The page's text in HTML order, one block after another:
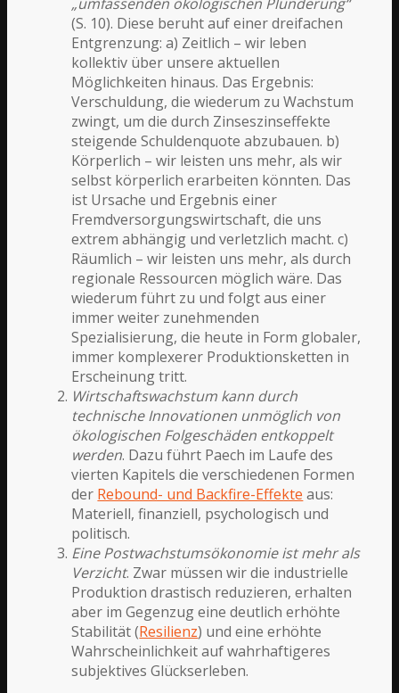
(S. 10). Diese beruht auf einer dreifachen
Entgrenzung: a) Zeitlich – wir leben
kollektiv über unsere aktuellen
Möglichkeiten hinaus. Das Ergebnis:
Verschuldung, die wiederum zu Wachstum
zwingt, um die durch Zinseszinseffekte
steigende Schuldenquote abzubauen. b)
Körperlich – wir leisten uns mehr, als wir
selbst körperlich erarbeiten könnten. Das
ist Ursache und Ergebnis einer
Fremdversorgungswirtschaft, die uns
extrem abhängig und verletzlich macht. c)
Räumlich – wir leisten uns mehr, als durch
regionale Ressourcen möglich wäre. Das
wiederum führt zu und folgt aus einer
immer weiter zunehmenden
Spezialisierung, die heute in Form globaler,
immer komplexerer Produktionsketten in
Erscheinung tritt.
Wirtschaftswachstum kann durch
technische Innovationen unmöglich von
ökologischen Folgeschäden entkoppelt
werden. Dazu führt Paech im Laufe des
vierten Kapitels die verschiedenen Formen
der Rebound- und Backfire-Effekte aus:
Materiell, finanziell, psychologisch und
politisch.
Eine Postwachstumsökonomie ist mehr als
Verzicht. Zwar müssen wir die industrielle
Produktion drastisch reduzieren, erhalten
aber im Gegenzug eine deutlich erhöhte
Stabilität (Resilienz) und eine erhöhte
Wahrscheinlichkeit auf wahrhaftigeres
subjektives Glückserleben.